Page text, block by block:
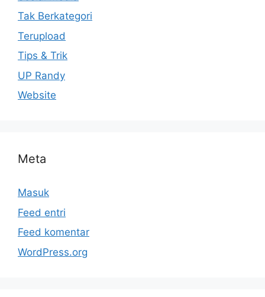
Tak Berkategori
Terupload
Tips & Trik
UP Randy
Website
Meta
Masuk
Feed entri
Feed komentar
WordPress.org